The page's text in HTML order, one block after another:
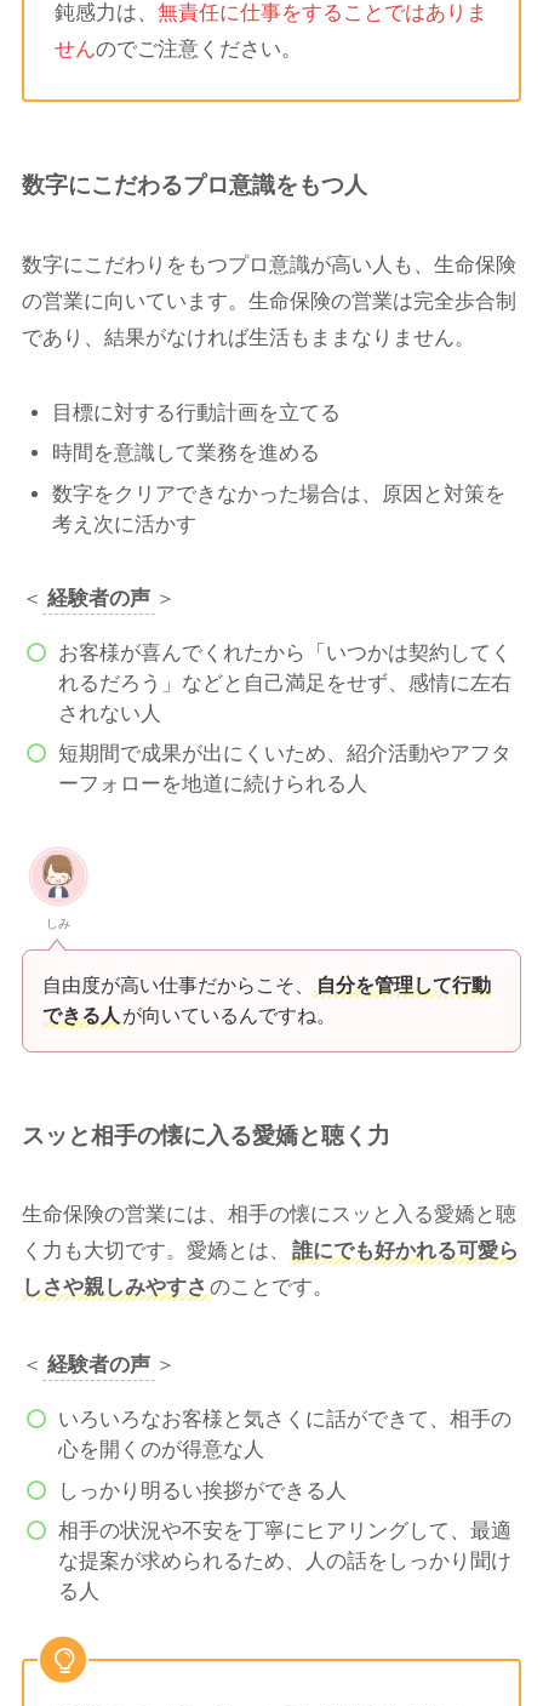
鈍感力は、無責任に仕事をすることではありま
せんのでご注意ください。
数字にこだわるプロ意識をもつ人
数字にこだわりをもつプロ意識が高い人も、生命保険
の営業に向いています。生命保険の営業は完全歩合制
であり、結果がなければ生活もままなりません。
目標に対する行動計画を立てる
時間を意識して業務を進める
数字をクリアできなかった場合は、原因と対策を
考え次に活かす
＜ 経験者の声 ＞
お客様が喜んでくれたから「いつかは契約してく
れるだろう」などと自己満足をせず、感情に左右
されない人
短期間で成果が出にくいため、紹介活動やアフタ
ーフォローを地道に続けられる人
しみ
自由度が高い仕事だからこそ、
自分を管理して行動
できる人 が向いているんですね。
スッと相手の懐に入る愛嬌と聴く力
生命保険の営業には、相手の懐にスッと入る愛嬌と聴
く力も大切です。愛嬌とは、
誰にでも好かれる可愛ら
しさや親しみやすさ のことです。
＜ 経験者の声 ＞
いろいろなお客様と気さくに話ができて、相手の
心を開くのが得意な人
しっかり明るい挨拶ができる人
相手の状況や不安を丁寧にヒアリングして、最適
な提案が求められるため、人の話をしっかり聞け
る人